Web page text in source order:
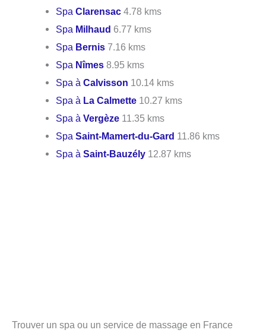
SpaClarensac 4.78 kms
Spa Milhaud 6.77 kms
Spa Bernis 7.16 kms
Spa Nîmes 8.95 kms
Spa àCalvisson 10.14 kms
Spa à La Calmette 10.27 kms
Spa àVergèze 11.35 kms
SpaSaint-Mamert-du-Gard 11.86 kms
Spa àSaint-Bauzély 12.87 kms
Trouver un spa ou un service de massage en France